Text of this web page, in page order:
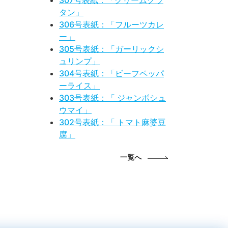
タン」
306号表紙：「フルーツカレ
ー」
305号表紙：「ガーリックシ
ュリンプ」
304号表紙：「ビーフペッパ
ーライス」
303号表紙：「 ジャンボシュ
ウマイ」
302号表紙：「 トマト麻婆豆
腐」
一覧へ